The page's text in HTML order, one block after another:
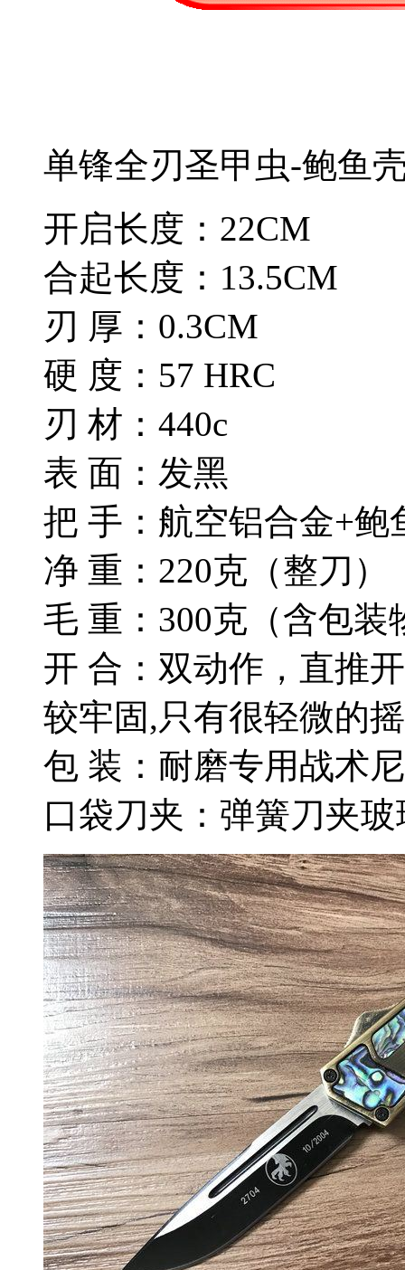
单锋全刃圣甲虫-鲍鱼
开启长度：22CM
合起长度：13.5CM
刃 厚：0.3CM
硬 度：57 HRC
刃 材：440c
表 面：发黑
把 手：航空铝合金+鲍
净 重：220克（整刀）
毛 重：300克（含包装
开 合：双动作，直推
较牢固,只有很轻微的
包 装：耐磨专用战术
口袋刀夹：弹簧刀夹